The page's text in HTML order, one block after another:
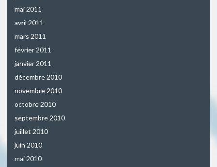
mai 2011
avril 2011
mars 2011
février 2011
janvier 2011
décembre 2010
novembre 2010
octobre 2010
septembre 2010
juillet 2010
juin 2010
mai 2010